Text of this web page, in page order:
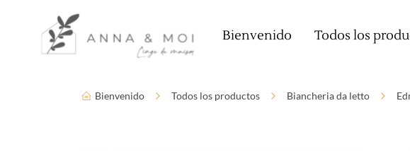
Parámetros de accesibilidad
Bienvenido Todos los
Bienvenido Todos los productos Biancheria da letto